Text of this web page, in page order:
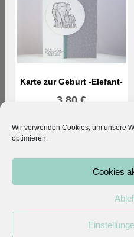
Wir verwenden Cookies, um unsere
optimieren.
Cookies
Karte zur Geburt -Elefant-
3,80€
© 2026 Kleodesigns. All rights
|Mein